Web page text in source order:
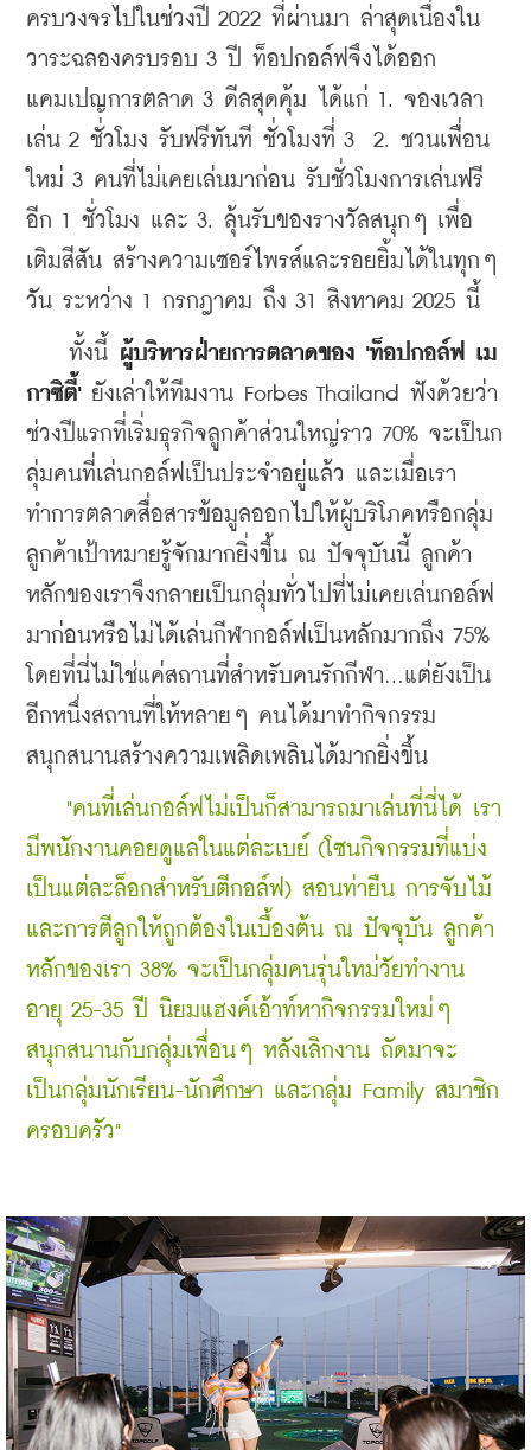
ครบวงจรไปในช่วงปี 2022 ที่ผ่านมา ล่าสุดเนื่องใน
วาระฉลองครบรอบ 3 ปี ท็อปกอล์ฟจึงได้ออก
แคมเปญการตลาด 3 ดีลสุดคุ้ม ได้แก่ 1. จองเวลา
เล่น 2 ชั่วโมง รับฟรีทันที ชั่วโมงที่ 3  2. ชวนเพื่อน
ใหม่ 3 คนที่ไม่เคยเล่นมาก่อน รับชั่วโมงการเล่นฟรี
อีก 1 ชั่วโมง และ 3. ลุ้นรับของรางวัลสนุกๆ เพื่อ
เติมสีสัน สร้างความเซอร์ไพรส์และรอยยิ้มได้ในทุกๆ
วัน ระหว่าง 1 กรกฎาคม ถึง 31 สิงหาคม 2025 นี้
ทั้งนี้ ผู้บริหารฝ่ายการตลาดของ 'ท็อปกอล์ฟ เม
กาซิตี้' ยังเล่าให้ทีมงาน Forbes Thailand ฟังด้วยว่า
ช่วงปีแรกที่เริ่มธุรกิจลูกค้าส่วนใหญ่ราว 70% จะเป็นก
ลุ่มคนที่เล่นกอล์ฟเป็นประจำอยู่แล้ว และเมื่อเรา
ทำการตลาดสื่อสารข้อมูลออกไปให้ผู้บริโภคหรือกลุ่ม
ลูกค้าเป้าหมายรู้จักมากยิ่งขึ้น ณ ปัจจุบันนี้ ลูกค้า
หลักของเราจึงกลายเป็นกลุ่มทั่วไปที่ไม่เคยเล่นกอล์ฟ
มาก่อนหรือไม่ได้เล่นกีฬากอล์ฟเป็นหลักมากถึง 75%
โดยที่นี่ไม่ใช่แค่สถานที่สำหรับคนรักกีฬา...แต่ยังเป็น
อีกหนึ่งสถานที่ให้หลายๆ คนได้มาทำกิจกรรม
สนุกสนานสร้างความเพลิดเพลินได้มากยิ่งขึ้น
"คนที่เล่นกอล์ฟไม่เป็นก็สามารถมาเล่นที่นี่ได้ เรา
มีพนักงานคอยดูแลในแต่ละเบย์ (โซนกิจกรรมที่แบ่ง
เป็นแต่ละล็อกสำหรับตีกอล์ฟ) สอนท่ายืน การจับไม้
และการตีลูกให้ถูกต้องในเบื้องต้น ณ ปัจจุบัน ลูกค้า
หลักของเรา 38% จะเป็นกลุ่มคนรุ่นใหม่วัยทำงาน
อายุ 25-35 ปี นิยมแฮงค์เอ้าท์หากิจกรรมใหม่ๆ
สนุกสนานกับกลุ่มเพื่อนๆ หลังเลิกงาน ถัดมาจะ
เป็นกลุ่มนักเรียน-นักศึกษา และกลุ่ม Family สมาชิก
ครอบครัว"